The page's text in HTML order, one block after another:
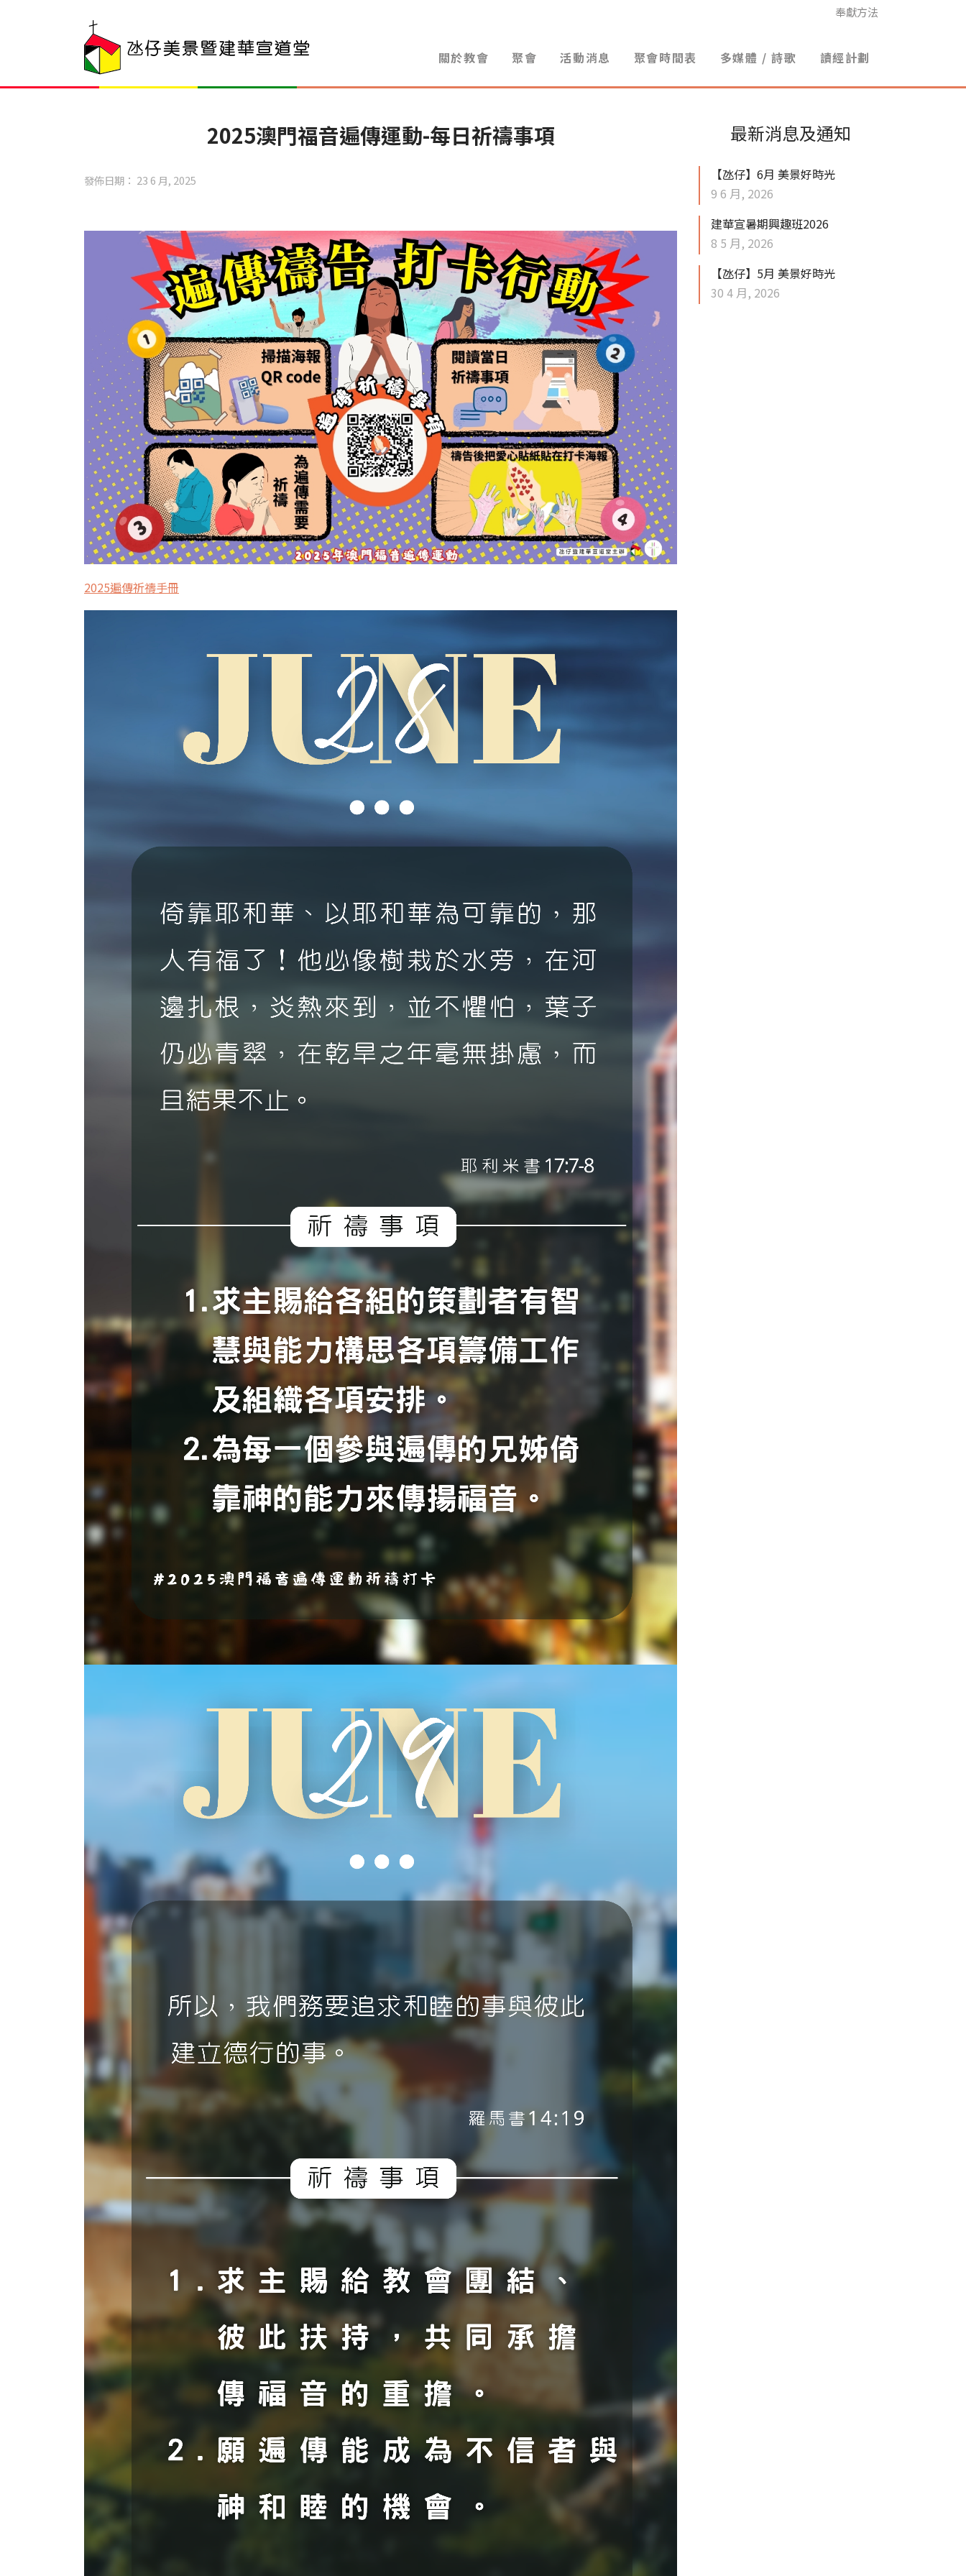
關於教會 聚會 活動消息 聚會時間表 多媒體 / 詩歌 讀經計劃
奉獻方法
2025澳門福音遍傳運動-每日祈禱事項
發佈日期： 23 6 月, 2025
2025遍傳祈禱手冊
最新消息及通知
【氹仔】6月 美景好時光
9 6 月, 2026
建華宣暑期興趣班2026
8 5 月, 2026
【氹仔】5月 美景好時光
30 4 月, 2026